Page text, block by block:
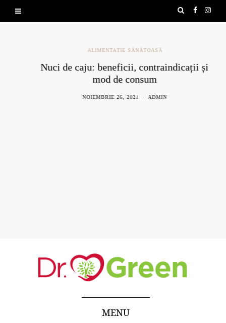
ALIMENTAȚIE SĂNĂTOASĂ
Nuci de caju: beneficii, contraindicații și
mod de consum
NOIEMBRIE 26, 2021 ADMIN
MENU